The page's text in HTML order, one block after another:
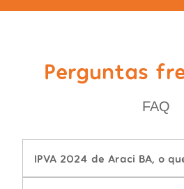
Perguntas
FAQ
IPVA 2024 de Araci BA, o